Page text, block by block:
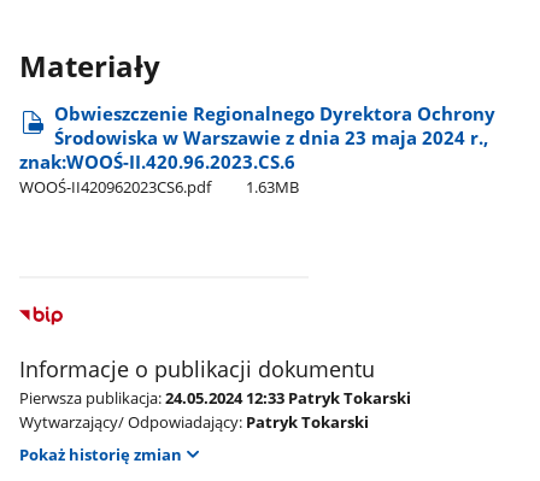
Materiały
Obwieszczenie Regionalnego Dyrektora Ochrony
Środowiska w Warszawie z dnia 23 maja 2024 r.,
znak:WOOŚ-II.420.96.2023.CS.6
WOOŚ-II420962023CS6.pdf 1.63MB
Informacje o publikacji dokumentu
Pierwsza publikacja:24.05.2024 12:33 Patryk Tokarski
Wytwarzający/ Odpowiadający: Patryk Tokarski
Pokaż historię zmian